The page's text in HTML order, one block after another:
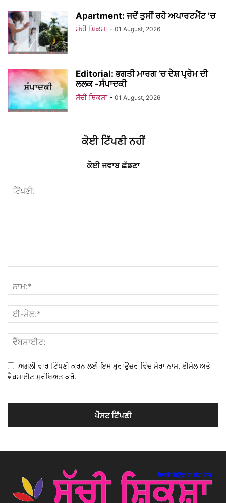
Apartment: ਜਦੋਂ ਤੁਸੀਂ ਰਹੋ ਅਪਾਰਟਮੈਂਟ ’ਚ
ਸੱਚੀ ਸ਼ਿਕਸ਼ਾ - 01 August, 2026
Editorial: ਭਗਤੀ ਮਾਰਗ ’ਚ ਦੇਸ਼ ਪ੍ਰੇਮ ਦੀ
ਲਲਕ -ਸੰਪਾਦਕੀ
ਸੱਚੀ ਸ਼ਿਕਸ਼ਾ - 01 August, 2026
ਕੋਈ ਟਿੱਪਣੀ ਨਹੀਂ
ਕੋਈ ਜਵਾਬ ਛੱਡਣਾ
ਅਗਲੀ ਵਾਰ ਟਿੱਪਣੀ ਕਰਨ ਲਈ ਇਸ ਬ੍ਰਾਉਜ਼ਰ ਵਿੱਚ ਮੇਰਾ ਨਾਮ, ਈਮੇਲ ਅਤੇ
ਵੈਬਸਾਈਟ ਸੁਰੱਖਿਅਤ ਕਰੋ.